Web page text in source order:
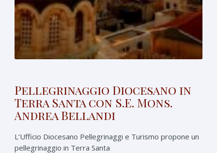
Pellegrinaggio Diocesano in
Terra Santa con S.E. Mons.
Andrea Bellandi
L’Ufficio Diocesano Pellegrinaggi e Turismo propone un
pellegrinaggio in Terra Santa